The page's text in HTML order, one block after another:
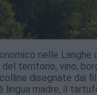
nelle
territorio, vino,
disegnate dai
lingua madre, il